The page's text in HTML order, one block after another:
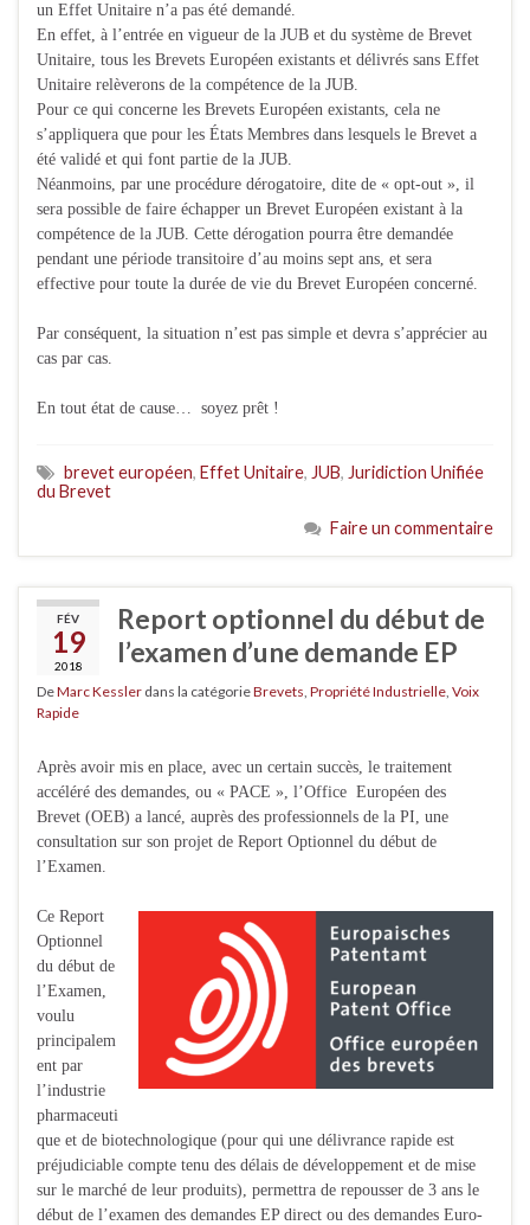
un Effet Unitaire n’a pas été demandé.
En effet, à l’entrée en vigueur de la JUB et du système de Brevet
Unitaire, tous les Brevets Européen existants et délivrés sans Effet
Unitaire relèverons de la compétence de la JUB.
Pour ce qui concerne les Brevets Européen existants, cela ne
s’appliquera que pour les États Membres dans lesquels le Brevet a
été validé et qui font partie de la JUB.
Néanmoins, par une procédure dérogatoire, dite de « opt-out », il
sera possible de faire échapper un Brevet Européen existant à la
compétence de la JUB. Cette dérogation pourra être demandée
pendant une période transitoire d’au moins sept ans, et sera
effective pour toute la durée de vie du Brevet Européen concerné.
Par conséquent, la situation n’est pas simple et devra s’apprécier au
cas par cas.
En tout état de cause… soyez prêt !
brevet européen, Effet Unitaire, JUB, Juridiction Unifiée
du Brevet
Faire un commentaire
FÉV
19
2018
Report optionnel du début de
l’examen d’une demande EP
DeMarc Kessler dans la catégorieBrevets Propriété Industrielle Voix
Rapide
Après avoir mis en place, avec un certain succès, le traitement
accéléré des demandes, ou « PACE », l’Office Européen des
Brevet (OEB) a lancé, auprès des professionnels de la PI, une
consultation sur son projet de Report Optionnel du début de
l’Examen.
Ce Report
Optionnel
du début de
l’Examen,
voulu
principalem
ent par
l’industrie
pharmaceuti
que et de biotechnologique (pour qui une délivrance rapide est
préjudiciable compte tenu des délais de développement et de mise
sur le marché de leur produits), permettra de repousser de 3 ans le
début de l’examen des demandes EP direct ou des demandes Euro-